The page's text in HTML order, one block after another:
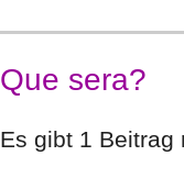
Que sera?
Es gibt 1 Beitrag